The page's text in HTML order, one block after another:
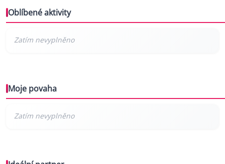
Oblíbené aktivity
Moje povaha